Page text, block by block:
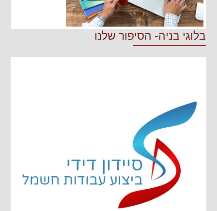
בלוגי בניה- הסיפור שלנו